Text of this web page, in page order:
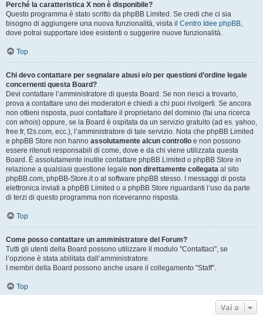
Perché la caratteristica X non è disponibile?
Questo programma è stato scritto da phpBB Limited. Se credi che ci sia
bisogno di aggiungere una nuova funzionalità, visita il Centro Idee phpBB,
dove potrai supportare idee esistenti o suggerire nuove funzionalità.
Top
Chi devo contattare per segnalare abusi e/o per questioni d’ordine legale
concernenti questa Board?
Devi contattare l’amministratore di questa Board. Se non riesci a trovarlo,
prova a contattare uno dei moderatori e chiedi a chi puoi rivolgerti. Se ancora
non ottieni risposta, puoi contattare il proprietario del dominio (fai una ricerca
con whois) oppure, se la Board è ospitata da un servizio gratuito (ad es. yahoo,
free.fr, f2s.com, ecc.), l’amministratore di tale servizio. Nota che phpBB Limited
e phpBB Store non hanno assolutamente alcun controllo e non possono
essere ritenuti responsabili di come, dove e da chi viene utilizzata questa
Board. È assolutamente inutile contattare phpBB Limited o phpBB Store in
relazione a qualsiasi questione legale non direttamente collegata al sito
phpBB.com, phpBB-Store.it o al software phpBB stesso. I messaggi di posta
elettronica inviati a phpBB Limited o a phpBB Store riguardanti l’uso da parte
di terzi di questo programma non riceveranno risposta.
Top
Come posso contattare un amministratore del Forum?
Tutti gli utenti della Board possono utilizzare il modulo "Contattaci", se
l’opzione è stata abilitata dall’amministratore.
I membri della Board possono anche usare il collegamento "Staff".
Top
Vai a